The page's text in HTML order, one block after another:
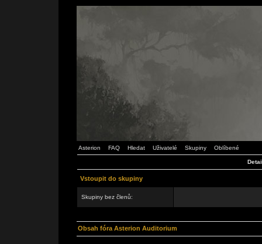
Asterion FAQ Hledat Uživatelé Skupiny Oblíbené
Vstoupit do skupiny
Skupiny bez členů:
Obsah fóra Asterion Auditorium